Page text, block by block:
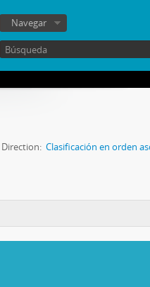
Navegar
Direction: Clasificación en orden